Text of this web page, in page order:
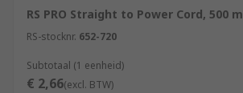
RS PRO Straight to Power Cord, 500
RS-stocknr. 652-720
Subtotaal (1 eenheid)
€ 2,66(excl. BTW)